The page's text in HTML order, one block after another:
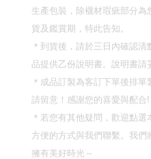
生產包裝，除襪材瑕疵部分
貨及鑑賞期，特此告知。
＊到貨後，請於三日內確認
品提供乙份說明書。說明書請
＊成品訂製為客訂下單後排單
請留意！ 感謝您的喜愛與配合
＊若您有其他疑問，歡迎點
方便的方式與我們聯繫。我們
擁有美好時光～